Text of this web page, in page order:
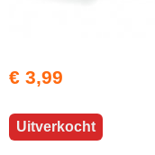
€ 3,99
Uitverkocht